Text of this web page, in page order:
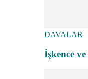
DAVALAR
İşkence